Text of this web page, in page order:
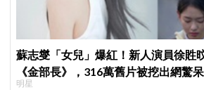
蘇志燮「女兒」爆紅！新人演員徐貹
《金部長》，316萬舊片被挖出網驚
明星